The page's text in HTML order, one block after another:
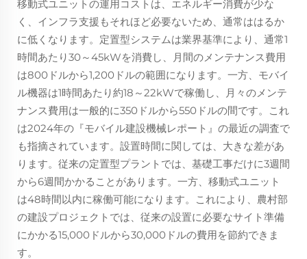
移動式ユニットの運用コストは、エネルギー消費が少な
く、インフラ支援もそれほど必要ないため、通常ははるか
に低くなります。定置型システムは業界基準により、通常1
時間あたり30～45kWを消費し、月間のメンテナンス費用
は800ドルから1,200ドルの範囲になります。一方、モバイ
ル機器は1時間あたり約18～22kWで稼働し、月々のメンテ
ナンス費用は一般的に350ドルから550ドルの間です。これ
は2024年の『モバイル建設機械レポート』の最近の調査で
も指摘されています。設置時間に関しては、大きな差があ
ります。従来の定置型プラントでは、基礎工事だけに3週間
から6週間かかることがあります。一方、移動式ユニット
は48時間以内に稼働可能になります。これにより、農村部
の建設プロジェクトでは、従来の設置に必要なサイト準備
にかかる15,000ドルから30,000ドルの費用を節約できま
す。